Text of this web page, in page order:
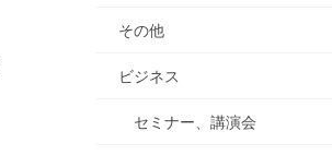
その他
ビジネス
セミナー、講演会